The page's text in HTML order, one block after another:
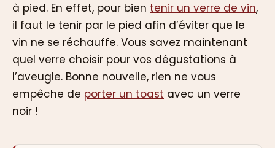
à pied. En effet, pour bien tenir un verre de vin,
il faut le tenir par le pied afin d’éviter que le
vin ne se réchauffe. Vous savez maintenant
quel verre choisir pour vos dégustations à
l’aveugle. Bonne nouvelle, rien ne vous
empêche de porter un toast avec un verre
noir !